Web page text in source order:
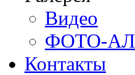
Видео
ФОТО-
Контакты